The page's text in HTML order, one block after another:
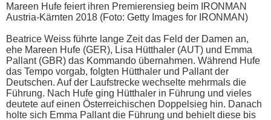
Mareen Hufe feiert ihren Premierensieg beim IRONMAN
Austria-Kärnten 2018 (Foto: Getty Images for IRONMAN)
Beatrice Weiss führte lange Zeit das Feld der Damen an,
ehe Mareen Hufe (GER), Lisa Hütthaler (AUT) und Emma
Pallant (GBR) das Kommando übernahmen. Während Hufe
das Tempo vorgab, folgten Hütthaler und Pallant der
Deutschen. Auf der Laufstrecke wechselte mehrmals die
Führung. Nach Hufe ging Hütthaler in Führung und vieles
deutete auf einen Österreichischen Doppelsieg hin. Danach
holte sich Emma Pallant die Führung und behielt diese bis